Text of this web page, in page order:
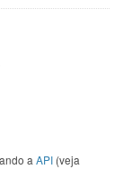
a API (veja